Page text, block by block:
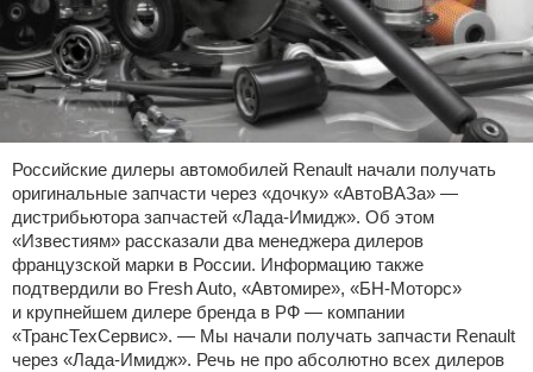
Российские дилеры автомобилей Renault начали получать
оригинальные запчасти через «дочку» «АвтоВАЗа» —
дистрибьютора запчастей «Лада-Имидж». Об этом
«Известиям» рассказали два менеджера дилеров
французской марки в России. Информацию также
подтвердили во Fresh Auto, «Автомире», «БН-Моторс»
и крупнейшем дилере бренда в РФ — компании
«ТрансТехСервис». — Мы начали получать запчасти Renault
через «Лада-Имидж». Речь не про абсолютно всех дилеров